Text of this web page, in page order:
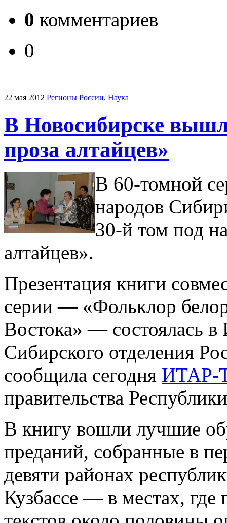
0 комментариев
0
22 мая 2012 Регионы России. Наука
В Новосибирске
проза алтайцев»
В 60-томной
народов
30-й том под
алтайцев».
Презентация книги
серии — «Фольклор
Востока» — состоялась в
Сибирского отделения
сообщила сегодня ИТАР-
правительства
В книгу вошли лучшие
преданий, собранные в
девяти районах
Кузбассе — в местах,